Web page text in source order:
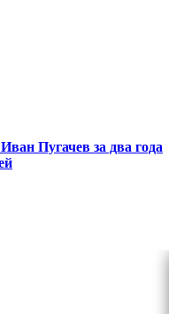
Пугачев за два года